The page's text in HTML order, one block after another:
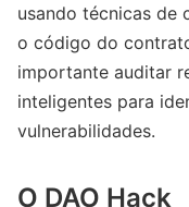
usando técnicas de
o código do
importante auditar
inteligentes para
vulnerabilidades.
O DAO Hack